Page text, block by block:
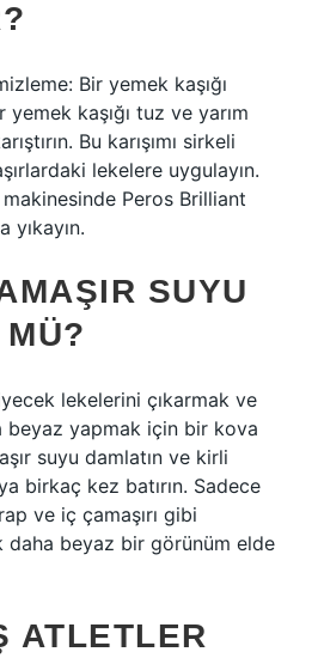
Bir yemek kaşığı
kaşığı tuz ve yarım
Bu karışımı sirkeli
lekelere uygulayın.
Peros Brilliant
yıkayın.
SUYU
lekelerini çıkarmak ve
beyaz yapmak için bir kova
suyu damlatın ve kirli
birkaç kez batırın. Sadece
ve iç çamaşırı gibi
daha beyaz bir görünüm elde
ATLETLER